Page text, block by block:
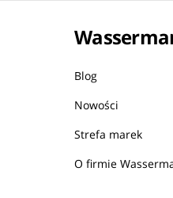
Blog
Nowości
Strefa marek
O firmie